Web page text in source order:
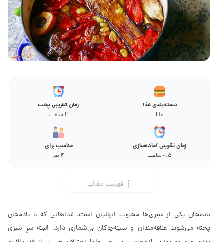
دسته‌بندی غذا
غذا
زمان تقریبی پخت
2 ساعت
زمان تقریبی آماده‌سازی
0.5 ساعت
مناسب برای
4 نفر
فهرست مطالب
بادمجان یکی از سبزی‌ها محبوب ایرانیان است. غذاهایی که با بادمجان
پخته می‌شوند علاقه‌مندان و سینه‌چاکان بی‌شماری دارد. البته سرِ سبزی